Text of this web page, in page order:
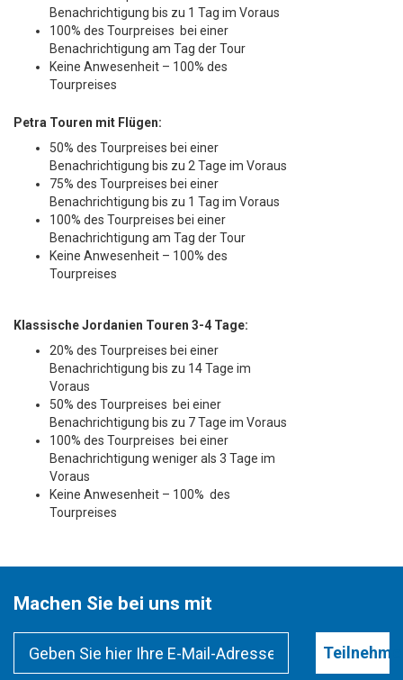
Benachrichtigung bis zu 1 Tag im Voraus
100% des Tourpreises bei einer
Benachrichtigung am Tag der Tour
Keine Anwesenheit – 100% des
Tourpreises
Petra Touren mit Flügen:
50% des Tourpreises bei einer
Benachrichtigung bis zu 2 Tage im Voraus
75% des Tourpreises bei einer
Benachrichtigung bis zu 1 Tag im Voraus
100% des Tourpreises bei einer
Benachrichtigung am Tag der Tour
Keine Anwesenheit – 100% des
Tourpreises
Klassische Jordanien Touren 3-4 Tage:
20% des Tourpreises bei einer
Benachrichtigung bis zu 14 Tage im
Voraus
50% des Tourpreises bei einer
Benachrichtigung bis zu 7 Tage im Voraus
100% des Tourpreises bei einer
Benachrichtigung weniger als 3 Tage im
Voraus
Keine Anwesenheit – 100% des
Tourpreises
Machen Sie bei uns mit